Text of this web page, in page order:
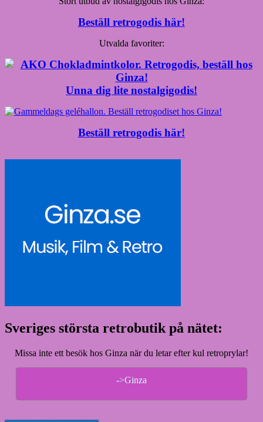
Beställ retrogodis här!
Utvalda favoriter:
Unna dig lite nostalgigodis!
Beställ retrogodis här!
Sveriges största retrobutik på nätet:
Missa inte ett besök hos Ginza när du letar efter kul retroprylar!
->Ginza